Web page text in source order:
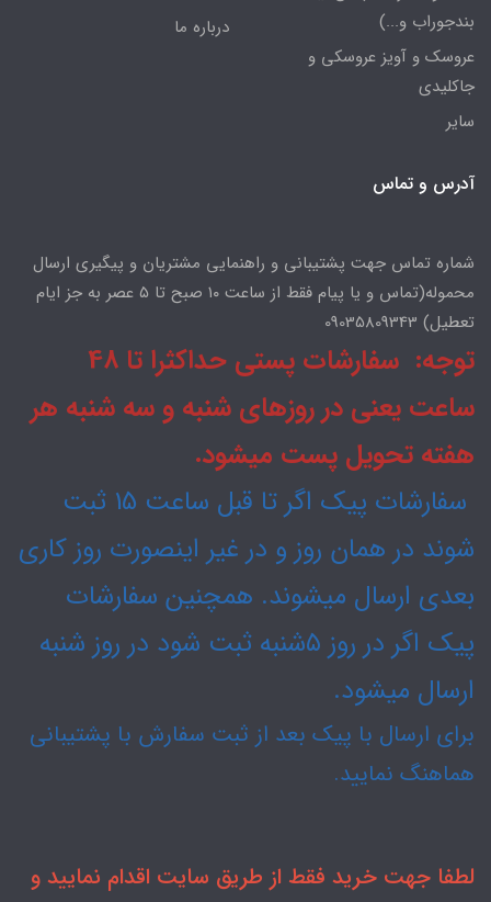
بندجوراب و...)
عروسک و آویز عروسکی و
جاکلیدی
سایر
درباره ما
آدرس و تماس
شماره تماس جهت پشتیبانی و راهنمایی مشتریان و پیگیری ارسال
محموله(تماس و یا پیام فقط از ساعت ۱۰ صبح تا ۵ عصر به جز ایام
تعطیل) 09035809343
توجه: سفارشات پستی حداکثرا تا 48
ساعت یعنی در روزهای شنبه و سه شنبه هر
هفته تحویل پست میشود.
سفارشات پیک اگر تا قبل ساعت 15 ثبت
شوند در همان روز و در غیر اینصورت روز کاری
بعدی ارسال میشوند. همچنین سفارشات
پیک اگر در روز ۵شنبه ثبت شود در روز شنبه
ارسال میشود.
برای ارسال با پیک بعد از ثبت سفارش با پشتیبانی
هماهنگ نمایید.
لطفا جهت خرید فقط از طریق سایت اقدام نمایید و